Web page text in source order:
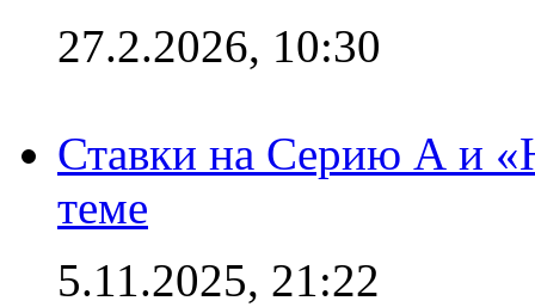
27.2.2026, 10:30
Ставки на Серию А и
теме
5.11.2025, 21:22